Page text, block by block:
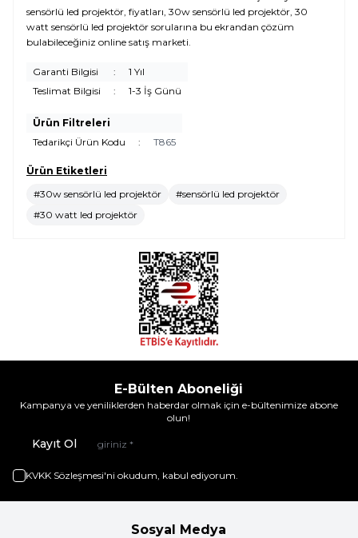
sensörlü led projektör, fiyatları, 30w sensörlü led projektör, 30
watt sensörlü led projektör sorularına bu ekrandan çözüm
bulabileceğiniz online satış marketi.
Garanti Bilgisi :
1 Yıl
Teslimat Bilgisi
: 1-3 İş Günü
Ürün Filtreleri
Tedarikçi Ürün Kodu
: T865
Ürün Etiketleri
#30w sensörlü led projektör
#sensörlü led projektör
#30 watt led projektör
E-Bülten Aboneliği
Kampanya ve yeniliklerden haberdar olmak için e-bültenimize abone
olun!
Kayıt Ol
KVKK Sözleşmesi'ni okudum, kabul ediyorum.
Sosyal Medya